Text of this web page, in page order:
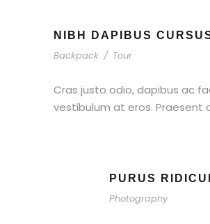
NIBH DAPIBUS
Backpack / Tour
Cras justo odio, dapibus ac
vestibulum at eros. Praesent
PURUS
Photography